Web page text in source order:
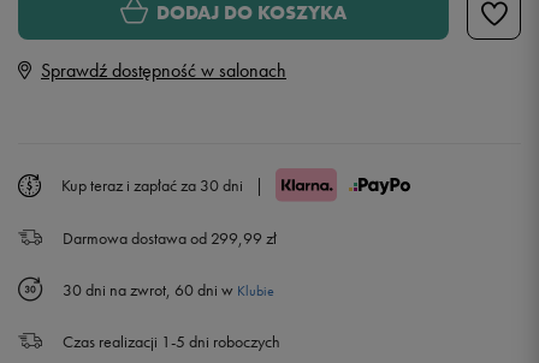
S
Powiadom o dostępności
DODAJ DO KOSZYKA
Sprawdź dostępność w salonach
Kup teraz i zapłać za 30 dni |
Darmowa dostawa od 299,99 zł
30 dni na zwrot, 60 dni w Klubie
Czas realizacji 1-5 dni roboczych